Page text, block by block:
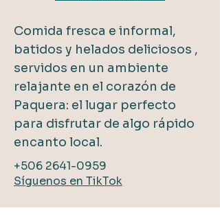
Comida fresca e informal,
batidos y helados deliciosos ,
servidos en un ambiente
relajante en el corazón de
Paquera: el lugar perfecto
para disfrutar de algo rápido
encanto local.
+506 2641-0959
Síguenos en TikTok